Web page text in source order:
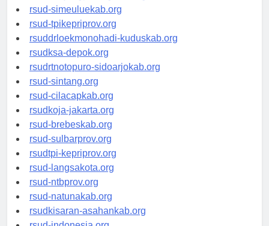
rsud-tanjungpinangkota.org
rsud-simeuluekab.org
rsud-tpikepriprov.org
rsuddrloekmonohadi-kuduskab.org
rsudksa-depok.org
rsudrtnotopuro-sidoarjokab.org
rsud-sintang.org
rsud-cilacapkab.org
rsudkoja-jakarta.org
rsud-brebeskab.org
rsud-sulbarprov.org
rsudtpi-kepriprov.org
rsud-langsakota.org
rsud-ntbprov.org
rsud-natunakab.org
rsudkisaran-asahankab.org